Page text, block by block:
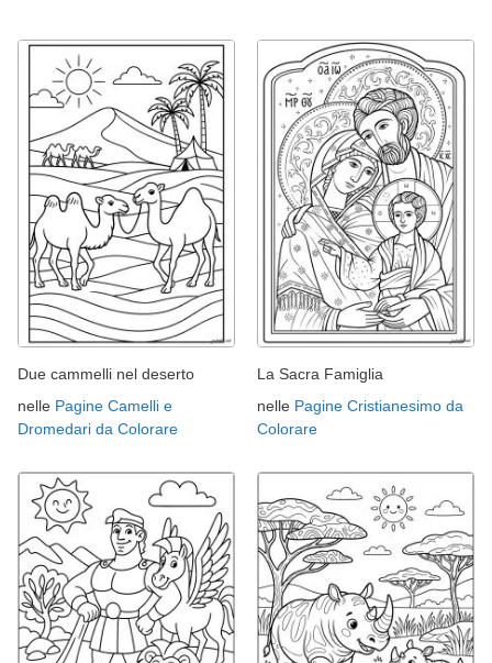
Due cammelli nel deserto
nelle Pagine Camelli e
Dromedari da Colorare
La Sacra Famiglia
nelle Pagine Cristianesimo da
Colorare